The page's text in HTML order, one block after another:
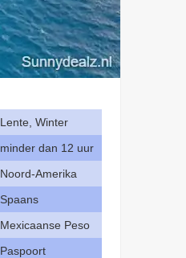
Lente, Winter
minder dan 12 uur
Noord-Amerika
Spaans
Mexicaanse Peso
Paspoort